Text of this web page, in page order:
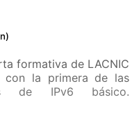
formativa de LACNIC
con la primera de las
de IPv6 básico.